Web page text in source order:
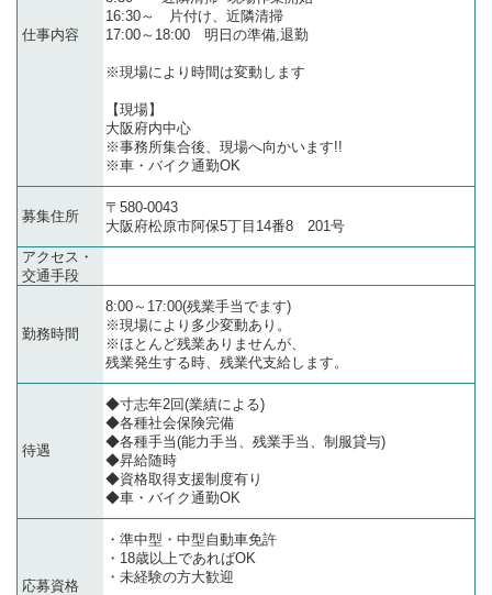
仕事内容
16:30～ 片付け、近隣清掃
17:00～18:00 明日の準備,退勤
※現場により時間は変動します
【現場】
大阪府内中心
※事務所集合後、現場へ向かいます!!
※車・バイク通勤OK
募集住所
〒580-0043
大阪府松原市阿保5丁目14番8 201号
アクセス・
交通手段
勤務時間
8:00～17:00(残業手当でます)
※現場により多少変動あり。
※ほとんど残業ありませんが、
残業発生する時、残業代支給します。
待遇
◆寸志年2回(業績による)
◆各種社会保険完備
◆各種手当(能力手当、残業手当、制服貸与)
◆昇給随時
◆資格取得支援制度有り
◆車・バイク通勤OK
応募資格
・準中型・中型自動車免許
・18歳以上であればOK
・未経験の方大歓迎